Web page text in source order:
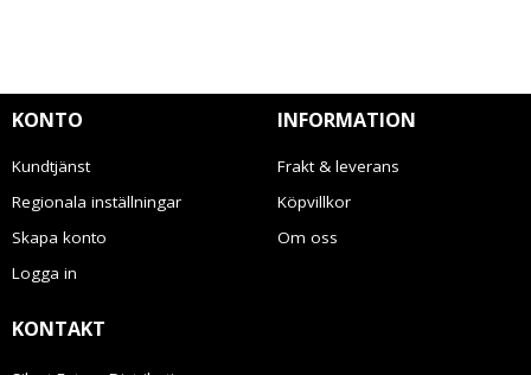
KONTO
Kundtjänst
Regionala inställningar
Skapa konto
Logga in
INFORMATION
Frakt & leverans
Köpvillkor
Om oss
KONTAKT